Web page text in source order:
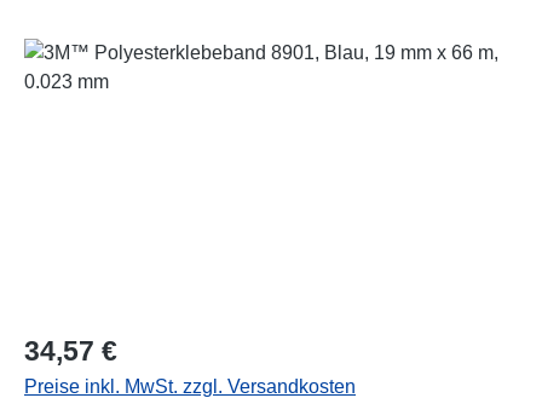
Bildergalerie überspringen
Regulärer Preis:
34,57 €
Preise inkl. MwSt. zzgl. Versandkosten